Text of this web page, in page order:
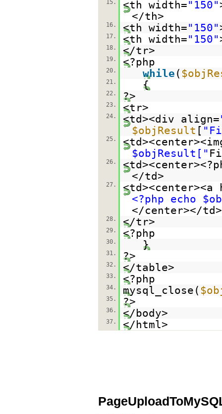
15. <th width="150"
</th>
16. <th width="150"
17. <th width="150"
18. </tr>
19. <?php
20. while (
21. {
22. ?>
23. <tr>
24. <td><div align=
$objResult [
25.
$objResult["
26.
</td>
27.
<td><center><a
<?php echo
</center></td>
28. </tr>
29. <?php
30. }
31. ?>
32. </table>
33. <?php
34. mysql_close(
35. ?>
36. </body>
37. </html>